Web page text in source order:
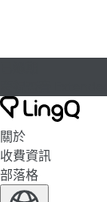
關於
收費資訊
部落格